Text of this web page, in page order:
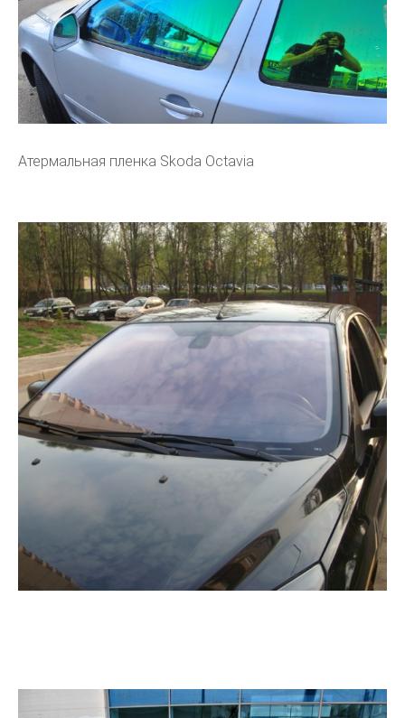
Атермальная пленка Skoda Octavia